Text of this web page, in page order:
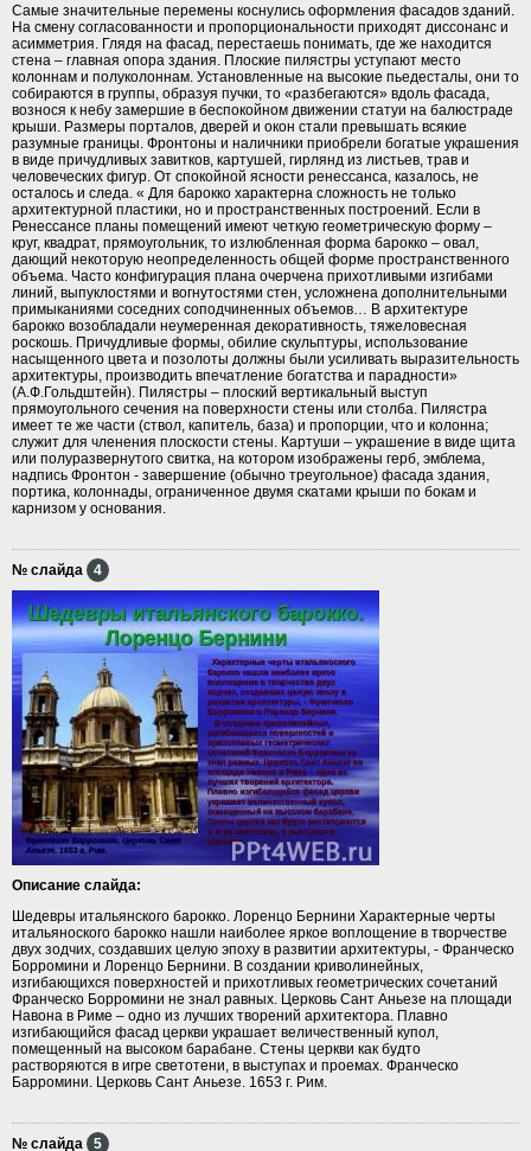
Самые значительные перемены коснулись оформления фасадов зданий.
На смену согласованности и пропорциональности приходят диссонанс и
асимметрия. Глядя на фасад, перестаешь понимать, где же находится
стена – главная опора здания. Плоские пилястры уступают место
колоннам и полуколоннам. Установленные на высокие пьедесталы, они то
собираются в группы, образуя пучки, то «разбегаются» вдоль фасада,
вознося к небу замершие в беспокойном движении статуи на балюстраде
крыши. Размеры порталов, дверей и окон стали превышать всякие
разумные границы. Фронтоны и наличники приобрели богатые украшения
в виде причудливых завитков, картушей, гирлянд из листьев, трав и
человеческих фигур. От спокойной ясности ренессанса, казалось, не
осталось и следа. « Для барокко характерна сложность не только
архитектурной пластики, но и пространственных построений. Если в
Ренессансе планы помещений имеют четкую геометрическую форму –
круг, квадрат, прямоугольник, то излюбленная форма барокко – овал,
дающий некоторую неопределенность общей форме пространственного
объема. Часто конфигурация плана очерчена прихотливыми изгибами
линий, выпуклостями и вогнутостями стен, усложнена дополнительными
примыканиями соседних соподчиненных объемов… В архитектуре
барокко возобладали неумеренная декоративность, тяжеловесная
роскошь. Причудливые формы, обилие скульптуры, использование
насыщенного цвета и позолоты должны были усиливать выразительность
архитектуры, производить впечатление богатства и парадности»
(А.Ф.Гольдштейн). Пилястры – плоский вертикальный выступ
прямоугольного сечения на поверхности стены или столба. Пилястра
имеет те же части (ствол, капитель, база) и пропорции, что и колонна;
служит для членения плоскости стены. Картуши – украшение в виде щита
или полуразвернутого свитка, на котором изображены герб, эмблема,
надпись Фронтон - завершение (обычно треугольное) фасада здания,
портика, колоннады, ограниченное двумя скатами крыши по бокам и
карнизом у основания.
№ слайда 4
Описание слайда:
Шедевры итальянского барокко. Лоренцо Бернини Характерные черты
итальяноского барокко нашли наиболее яркое воплощение в творчестве
двух зодчих, создавших целую эпоху в развитии архитектуры, - Франческо
Борромини и Лоренцо Бернини. В создании криволинейных,
изгибающихся поверхностей и прихотливых геометрических сочетаний
Франческо Борромини не знал равных. Церковь Сант Аньезе на площади
Навона в Риме – одно из лучших творений архитектора. Плавно
изгибающийся фасад церкви украшает величественный купол,
помещенный на высоком барабане. Стены церкви как будто
растворяются в игре светотени, в выступах и проемах. Франческо
Барромини. Церковь Сант Аньезе. 1653 г. Рим.
№ слайда 5